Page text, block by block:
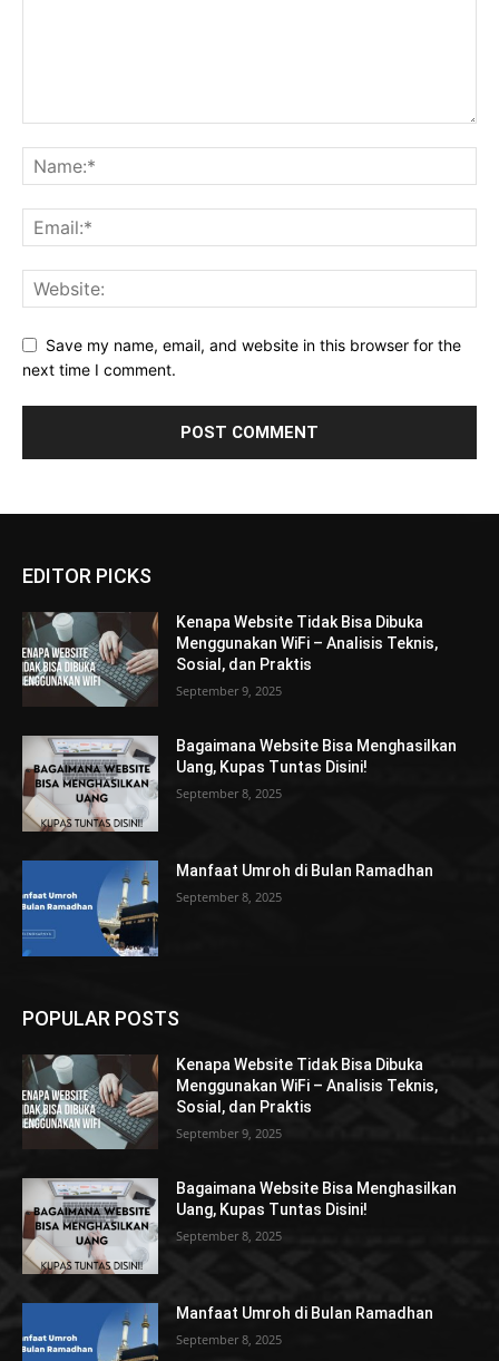
Save my name, email, and website in this browser for the
next time I comment.
EDITOR PICKS
Kenapa Website Tidak Bisa Dibuka
Menggunakan WiFi – Analisis Teknis,
Sosial, dan Praktis
September 9, 2025
Bagaimana Website Bisa Menghasilkan
Uang, Kupas Tuntas Disini!
September 8, 2025
Manfaat Umroh di Bulan Ramadhan
September 8, 2025
POPULAR POSTS
Kenapa Website Tidak Bisa Dibuka
Menggunakan WiFi – Analisis Teknis,
Sosial, dan Praktis
September 9, 2025
Bagaimana Website Bisa Menghasilkan
Uang, Kupas Tuntas Disini!
September 8, 2025
Manfaat Umroh di Bulan Ramadhan
September 8, 2025